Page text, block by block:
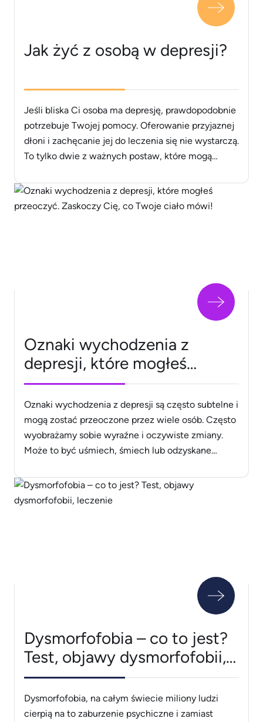
Jak żyć z osobą w depresji?
Jeśli bliska Ci osoba ma depresję, prawdopodobnie
potrzebuje Twojej pomocy. Oferowanie przyjaznej
dłoni i zachęcanie jej do leczenia się nie wystarczą.
To tylko dwie z ważnych postaw, które mogą
chorobą, którą trzeba leczyć, ale bez zrozumienia
najbliższych trudno sobie poradzić. Oto cenne
Oznaki wychodzenia z
depresji, które mogłeś
przeoczyć. Zaskoczy Cię, co
Twoje ciało mówi!
Oznaki wychodzenia z depresji są często subtelne i
mogą zostać przeoczone przez wiele osób. Często
wyobrażamy sobie wyraźne i oczywiste zmiany.
Może to być uśmiech, śmiech lub odzyskane
co, jeśli prawdziwe oznaki były bardziej subtelne,
głęboko ukryte w naszych codziennych
Dysmorfofobia – co to jest?
Test, objawy dysmorfofobii,
leczenie
Dysmorfofobia, na całym świecie miliony ludzi
cierpią na to zaburzenie psychiczne i zamiast